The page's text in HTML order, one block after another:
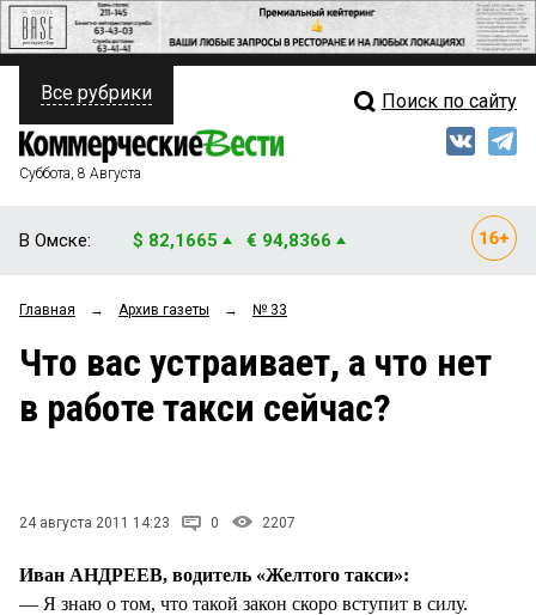
ПОЛИТИКА
ФИНАНСЫ
ОБЩЕСТВО
ЗАКОН
НОВОСТИ КОМПАНИЙ
СТИЛЬ ЖИЗНИ
Свежий выпуск
Рейтинги
Блоги
Все рубрики Поиск по сайту
Суббота, 8 Августа
В Омске: $ 82,1665 € 94,8366
Главная → Архив газеты → № 33
Что вас устраивает, а что нет
в работе такси сейчас?
24 августа 2011 14:23 0 2207
Иван АНДРЕЕВ, водитель «Желтого такси»:
— Я знаю о том, что такой закон скоро вступит в силу.